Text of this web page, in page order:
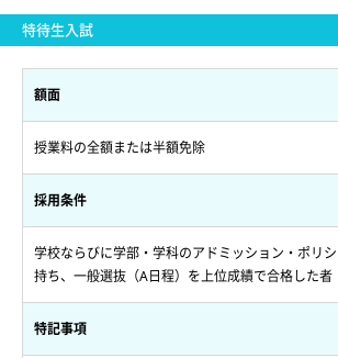
特待生入試
額面
授業料の全額または半額免除
採用条件
学校ならびに学部・学科のアドミッション・ポリ
持ち、一般選抜（A日程）を上位成績で合格した者
特記事項